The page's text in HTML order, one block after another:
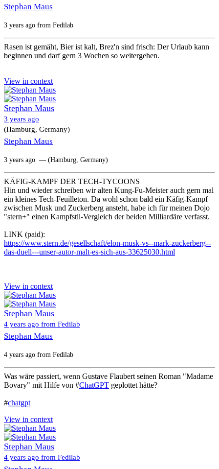
Stephan Maus
3 years ago from Fedilab
Rasen ist gemäht, Bier ist kalt, Brez'n sind frisch: Der Urlaub kann
beginnen und darf gern 3 Wochen so weitergehen.
View in context
Stephan Maus
3 years ago
(Hamburg, Germany)
Stephan Maus
3 years ago — (Hamburg, Germany)
KÄFIG-KAMPF DER TECH-TYCOONS
Hin und wieder schreiben wir alten Kung-Fu-Meister auch gern mal
ein kleines Tech-Feuilleton. Da wohl schon bald ein Käfig-Kampf
zwischen Musk und Zuckerberg ansteht, habe ich für meinen Dojo
"stern+" einen Kampfstil-Vergleich der beiden Milliardäre verfasst.
LINK (paid):
https://www.stern.de/gesellschaft/elon-musk-vs--mark-zuckerberg--
das-duell---unser-autor-malt-es-sich-aus-33625030.html
View in context
Stephan Maus
4 years ago from Fedilab
Stephan Maus
4 years ago from Fedilab
Was wäre passiert, wenn Gustave Flaubert seinen Roman "Madame
Bovary" mit Hilfe von #ChatGPT geplottet hätte?
#chatgpt
View in context
Stephan Maus
4 years ago from Fedilab